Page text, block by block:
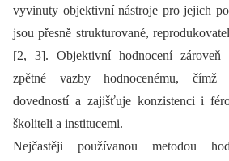
vyvinuty objektivní nástroje pro jejich
jsou přesně strukturované,
[2, 3]. Objektivní hodnocení zároveň
zpětné vazby hodnocenému, čímž
dovedností a zajišťuje konzistenci i
školiteli a institucemi.
Nejčastěji používanou metodou